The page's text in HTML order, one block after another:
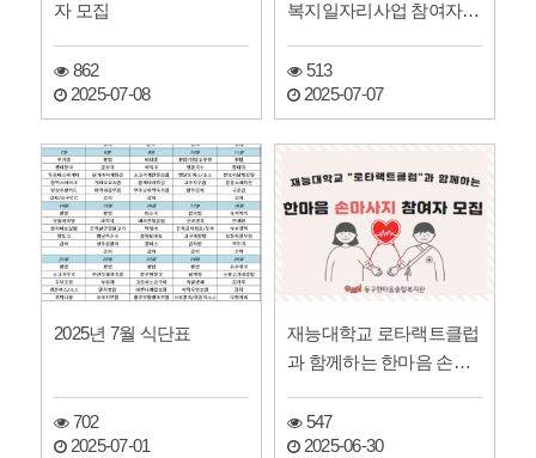
자 모집
862
2025-07-08
복지일자리사업 참여자
513
2025-07-07
2025년 7월 식단표
702
2025-07-01
재능대학교 로타랙트클럽
과 함께하는 한마음 손마
547
2025-06-30